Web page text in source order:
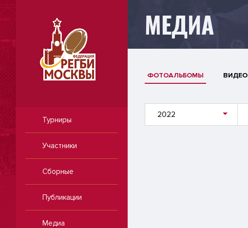
Турниры
Участники
Сборные
Публикации
Медиа
МЕДИА
ФОТОАЛЬБОМЫ ВИДЕО
2022